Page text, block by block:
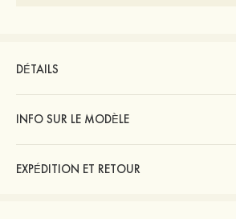
DÉTAILS
INFO SUR LE MODÈLE
EXPÉDITION ET RETOUR